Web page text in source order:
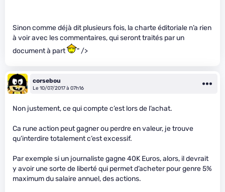
Sinon comme déjà dit plusieurs fois, la charte éditoriale n’a rien
à voir avec les commentaires, qui seront traités par un
document à part
" />
corsebou
Le 10/07/2017 à 07h16
Non justement, ce qui compte c’est lors de l’achat.
Ca rune action peut gagner ou perdre en valeur, je trouve
qu’interdire totalement c’est excessif.
Par exemple si un journaliste gagne 40K Euros, alors, il devrait
y avoir une sorte de liberté qui permet d’acheter pour genre 5%
maximum du salaire annuel, des actions.